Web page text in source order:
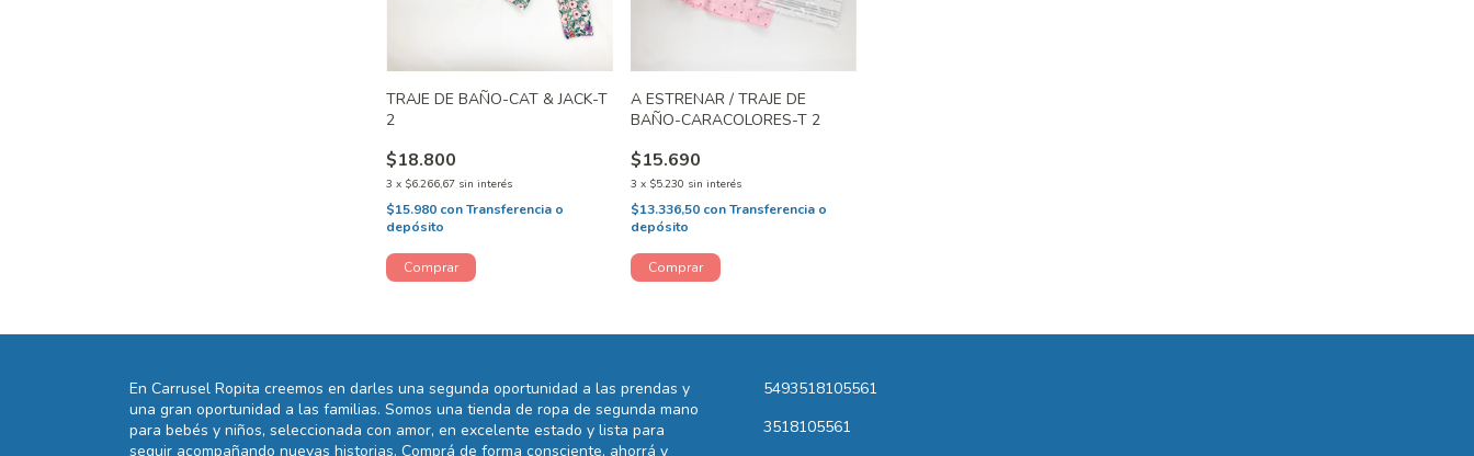
TRAJE DE BAÑO-CAT & JACK-T
2
$18.800
3 x $6.266,67 sin interés
$15.980 con Transferencia o
depósito
A ESTRENAR / TRAJE DE
BAÑO-CARACOLORES-T 2
$15.690
3 x $5.230 sin interés
$13.336,50 con Transferencia o
depósito
En Carrusel Ropita creemos en darles una segunda oportunidad a las prendas y
una gran oportunidad a las familias. Somos una tienda de ropa de segunda mano
para bebés y niños, seleccionada con amor, en excelente estado y lista para
seguir acompañando nuevas historias. Comprá de forma consciente, ahorrá y
5493518105561
3518105561